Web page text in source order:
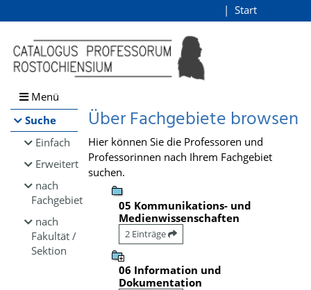
Browsen
direkt zum Inhalt
Start
Menü
Suche
Einfach
Erweitert
nach
Fachgebiet
nach
Fakultät /
Sektion
Über Fachgebiete browsen
Hier können Sie die Professoren und
Professorinnen nach Ihrem Fachgebiet
suchen.
05 Kommunikations- und
Medienwissenschaften
2 Einträge
06 Information und
Dokumentation